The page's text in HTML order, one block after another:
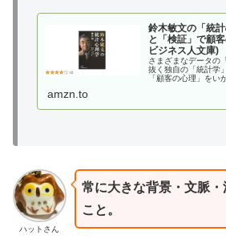
鈴木敏文の「統
と「検証」で顧
ビジネス人文庫)
さまざまなデータの
抜く独自の「統計学
「顧客の心理」を
amzn.to
ハットさん
常に大きな背景・文脈
こと。